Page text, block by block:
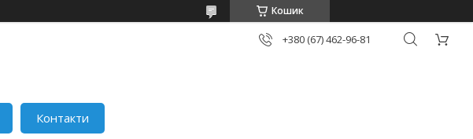
Кошик
+380 (67) 462-96-81
Контакти